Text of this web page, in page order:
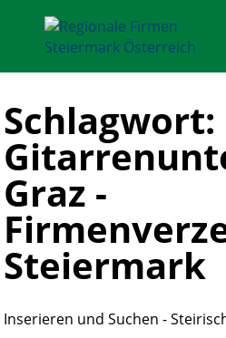
Schlagwort:
Graz -
Steiermark
Inserieren und Suchen -